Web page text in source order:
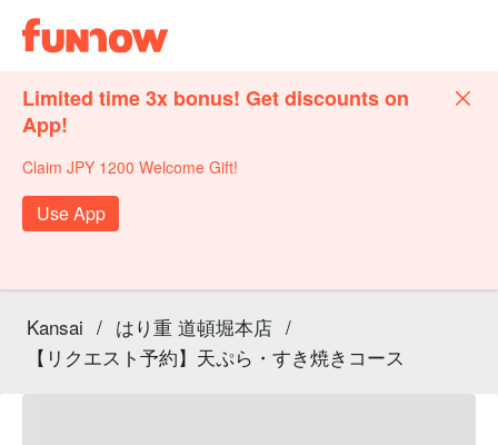
Limited time 3x bonus! Get discounts on
App!
Claim JPY 1200 Welcome Gift!
Use App
Kansai / はり重 道頓堀本店 /
【リクエスト予約】天ぷら・すき焼きコース